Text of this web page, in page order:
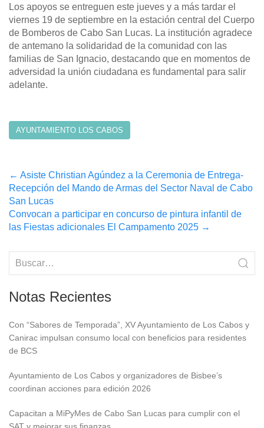
Los apoyos se entreguen este jueves y a más tardar el
viernes 19 de septiembre en la estación central del Cuerpo
de Bomberos de Cabo San Lucas. La institución agradece
de antemano la solidaridad de la comunidad con las
familias de San Ignacio, destacando que en momentos de
adversidad la unión ciudadana es fundamental para salir
adelante.
AYUNTAMIENTO LOS CABOS
Post
navigation
← Asiste Christian Agúndez a la Ceremonia de Entrega-
Recepción del Mando de Armas del Sector Naval de Cabo
San Lucas
Convocan a participar en concurso de pintura infantil de
las Fiestas adicionales El Campamento 2025 →
Notas Recientes
Con “Sabores de Temporada”, XV Ayuntamiento de Los Cabos y
Canirac impulsan consumo local con beneficios para residentes
de BCS
Ayuntamiento de Los Cabos y organizadores de Bisbee’s
coordinan acciones para edición 2026
Capacitan a MiPyMes de Cabo San Lucas para cumplir con el
SAT y mejorar sus finanzas